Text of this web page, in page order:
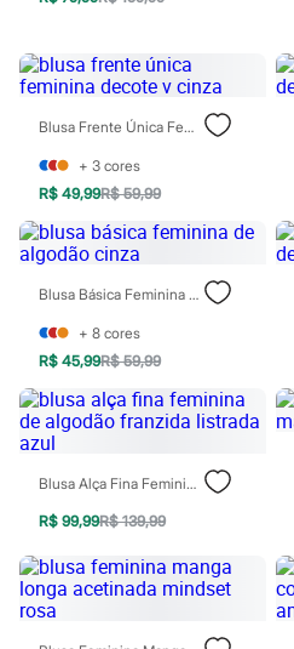
Homem Aranha
Minecraft
Naruto
Patrulha Canina
Stitch
Beleza
Perfumes árabes
Novidades
Condicionador
Escovas e Pentes
Finalizadores
Shampoo
Tratamento
Cuidados com o corpo
Hidratante
Protetor solar
Tratamento
Cuidados com o rosto
Esfoliante
Protetor solar
Tônicos
Maquiagens
Base
Blusa Frente Única Feminina Decote V Cinza
+ 3 cores
R$ 49,99R$ 59,99
Blusa Básica Feminina De Algodão Cinza
+ 8 cores
R$ 45,99R$ 59,99
Blusa Alça Fina Feminina De Algodão Franzida Listrada Azul
R$ 99,99R$ 139,99